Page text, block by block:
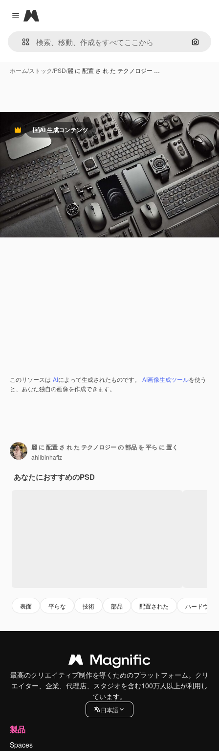
Close menu
Magnific
画像で
ホーム/ストック/PSD/麗 に 配置 さ れ た テクノロジー …
PremiumAI 生成コンテンツ
このリソースは AIによって生成されたものです。 AI画像生成ツールを使う
と、あなた独自の画像を作成できます。
麗 に 配置 さ れ た テクノロジー の 部品 を 平ら に 置く
ahilbinhafiz
あなたにおすすめのPSD
表面 平らな 技術 部品 配置された ハードウェ
最高のクリエイティブ制作を導くためのプラットフォーム。クリ
エイター、企業、代理店、スタジオを含む100万人以上が利用し
ています。
日本語
製品
Spaces